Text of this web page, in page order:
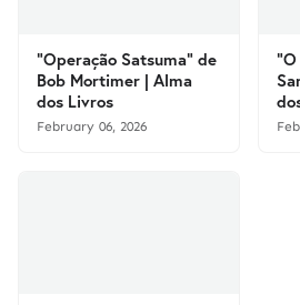
"Operação Satsuma" de
Bob Mortimer | Alma
dos Livros
February 06, 2026
"O